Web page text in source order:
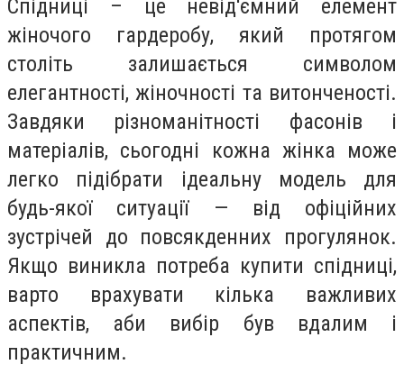
Спідниці – це невід'ємний елемент
жіночого гардеробу, який протягом
століть залишається символом
елегантності, жіночності та витонченості.
Завдяки різноманітності фасонів і
матеріалів, сьогодні кожна жінка може
легко підібрати ідеальну модель для
будь-якої ситуації — від офіційних
зустрічей до повсякденних прогулянок.
Якщо виникла потреба купити спідниці,
варто врахувати кілька важливих
аспектів, аби вибір був вдалим і
практичним.